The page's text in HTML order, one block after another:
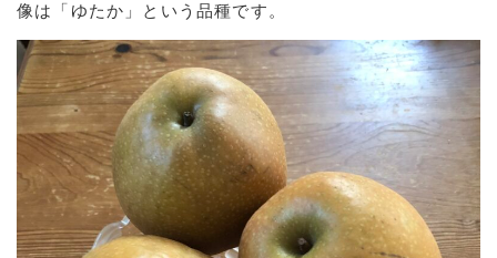
像は「ゆたか」という品種です。